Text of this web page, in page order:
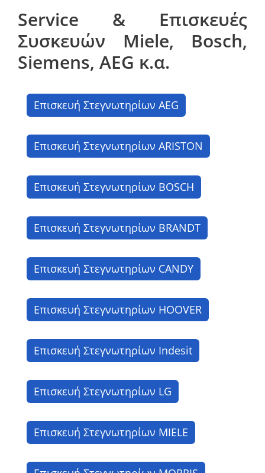
Service & Επισκευές
Συσκευών Miele, Bosch,
Siemens, AEG κ.α.
Επισκευή Στεγνωτηρίων AEG
Επισκευή Στεγνωτηρίων ARISTON
Επισκευή Στεγνωτηρίων BOSCH
Επισκευή Στεγνωτηρίων BRANDT
Επισκευή Στεγνωτηρίων CANDY
Επισκευή Στεγνωτηρίων HOOVER
Επισκευή Στεγνωτηρίων Indesit
Επισκευή Στεγνωτηρίων LG
Επισκευή Στεγνωτηρίων MIELE